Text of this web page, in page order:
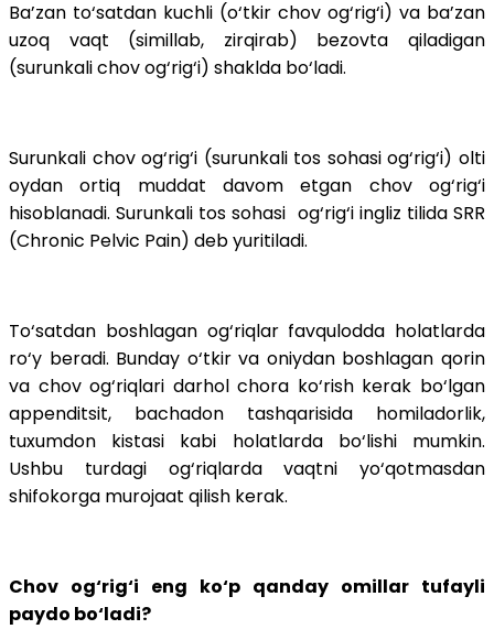
Ba’zan to‘satdan kuchli (o‘tkir chov og‘rig‘i) va ba’zan
uzoq vaqt (simillab, zirqirab) bezovta qiladigan
(surunkali chov og‘rig‘i) shaklda bo‘ladi.
Surunkali chov og‘rig‘i (surunkali tos sohasi og‘rig‘i) olti
oydan ortiq muddat davom etgan chov og‘rig‘i
hisoblanadi. Surunkali tos sohasi og‘rig‘i ingliz tilida SRR
(Chronic Pelvic Pain) deb yuritiladi.
To‘satdan boshlagan og‘riqlar favqulodda holatlarda
ro‘y beradi. Bunday o‘tkir va oniydan boshlagan qorin
va chov og‘riqlari darhol chora ko‘rish kerak bo‘lgan
appenditsit, bachadon tashqarisida homiladorlik,
tuxumdon kistasi kabi holatlarda bo‘lishi mumkin.
Ushbu turdagi og‘riqlarda vaqtni yo‘qotmasdan
shifokorga murojaat qilish kerak.
Chov og‘rig‘i eng ko‘p qanday omillar tufayli
paydo bo‘ladi?